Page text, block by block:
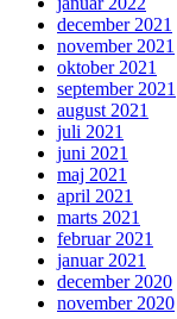
december 2021
november 2021
oktober 2021
september 2021
august 2021
juli 2021
juni 2021
maj 2021
april 2021
marts 2021
februar 2021
januar 2021
december 2020
november 2020